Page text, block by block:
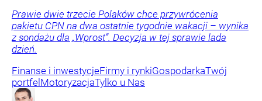
Prawie dwie trzecie Polaków chce przywrócenia
pakietu CPN na dwa ostatnie tygodnie wakacji – wynika
z sondażu dla „Wprost”. Decyzja w tej sprawie lada
dzień.
Finanse i inwestycjeFirmy i rynkiGospodarkaTwój
portfelMotoryzacjaTylko u Nas